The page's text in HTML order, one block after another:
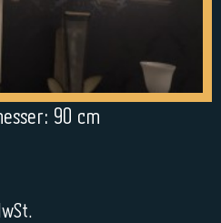
90 cm